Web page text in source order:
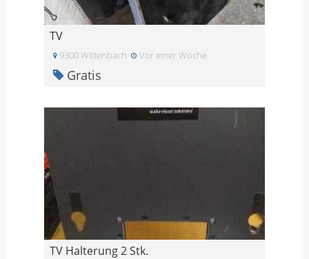
TV
9300 Wittenbach Vor einer Woche
Gratis
TV Halterung 2 Stk.